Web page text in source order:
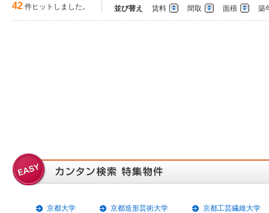
42 件ヒットしました。 並び替え 賃料 間取 面積 築
京都大学 京都造形芸術大学 京都工芸繊維大学